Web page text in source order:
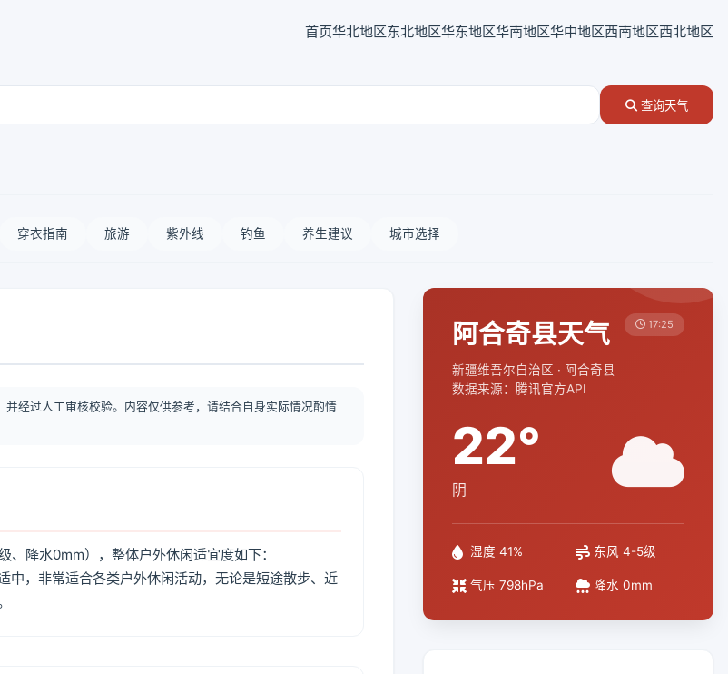
首页华北地区东北地区华东地区华南地区华中地区西南地区西北地区
查询天气
穿衣指南 旅游 紫外线 钓鱼 养生建议 城市选择
经过人工审核校验。内容仅供参考，请结合自身实际情况酌情
降水0mm），整体户外休闲适宜度如下：
中，非常适合各类户外休闲活动，无论是短途散步、近
阿合奇县天气
新疆维吾尔自治区 · 阿合奇县
数据来源：腾讯官方API
17:25
22°
阴
湿度 41% 东风 4-5级
气压 798hPa 降水 0mm